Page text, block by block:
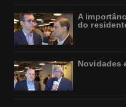
A
do
Novidades